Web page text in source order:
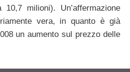
milioni). Un’affermazione
vera, in quanto è già
un aumento sul prezzo delle